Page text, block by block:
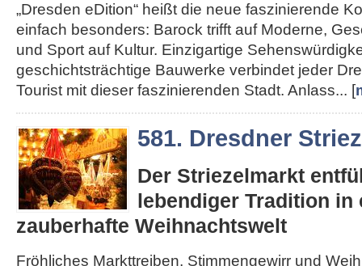
„Dresden eDition“ heißt die neue faszinierende
einfach besonders: Barock trifft auf Moderne,
und Sport auf Kultur. Einzigartige
geschichtsträchtige Bauwerke verbindet jeder
Tourist mit dieser faszinierenden Stadt. Anlass... [
581. Dresdner
Der Striezelmarkt
lebendiger Tradition in
zauberhafte Weihnachtswelt
Fröhliches Markttreiben, Stimmengewirr und